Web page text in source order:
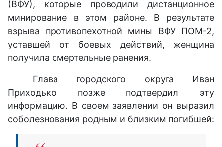
(ВФУ), которые проводили дистанционное
минирование в этом районе. В результате
взрыва противопехотной мины ВФУ ПОМ-2,
уставшей от боевых действий, женщина
получила смертельные ранения.
Глава городского округа Иван
Приходько позже подтвердил эту
информацию. В своем заявлении он выразил
соболезнования родным и близким погибшей: